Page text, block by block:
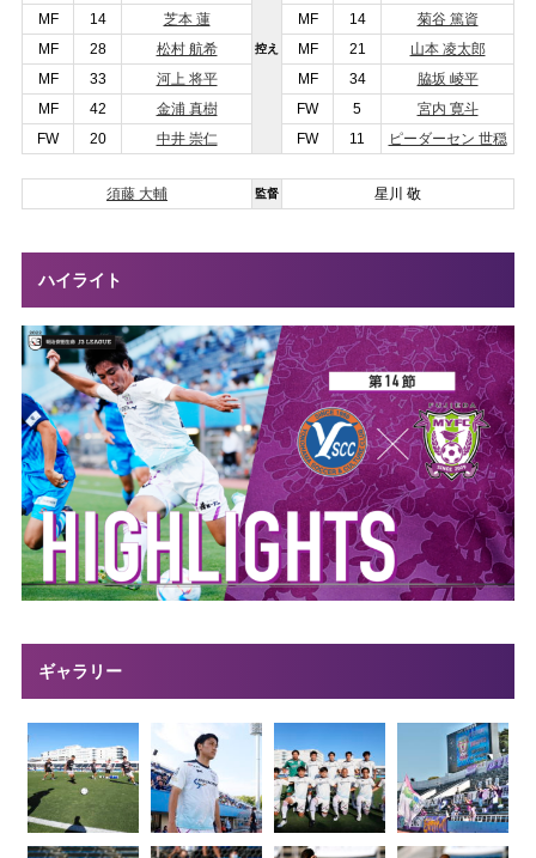
控え
MF
14 芝本 蓮 MF 14
菊谷 篤資
MF
28 松村 航希 MF 21
山本 凌太郎
MF
33 河上 将平 MF 34
脇坂 崚平
MF
42 金浦 真樹 FW 5
宮内 寛斗
FW
20 中井 崇仁 FW 11 ピーダーセン 世穏
須藤 大輔 監督 星川 敬
ハイライト
ギャラリー